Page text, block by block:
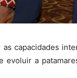
as capacidades
a